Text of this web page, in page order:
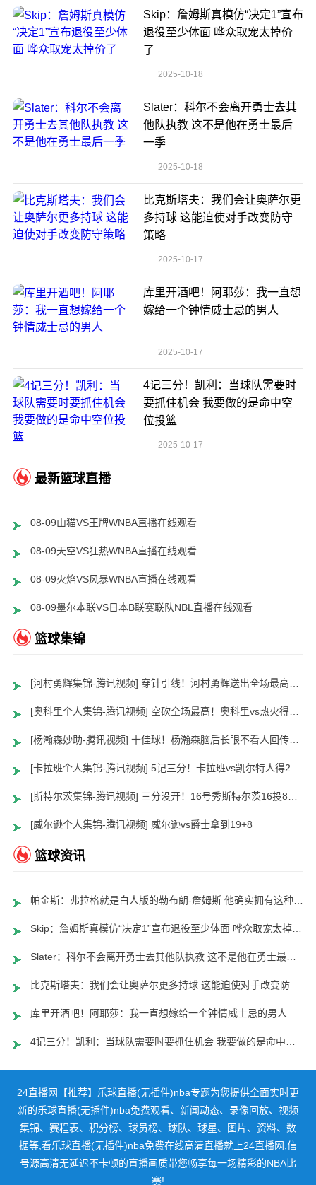
Skip：詹姆斯真模仿“决定1”宣布
退役至少体面 哗众取宠太掉价
了
2025-10-18
Slater：科尔不会离开勇士去其
他队执教 这不是他在勇士最后
一季
2025-10-18
比克斯塔夫：我们会让奥萨尔更
多持球 这能迫使对手改变防守
策略
2025-10-17
库里开酒吧！阿耶莎：我一直想
嫁给一个钟情威士忌的男人
2025-10-17
4记三分！凯利：当球队需要时
要抓住机会 我要做的是命中空
位投篮
2025-10-17
最新篮球直播
08-09山猫VS王牌WNBA直播在线观看
08-09天空VS狂热WNBA直播在线观看
08-09火焰VS风暴WNBA直播在线观看
08-09墨尔本联VS日本B联赛联队NBL直播在线观看
篮球集锦
[奥科里个人集锦-腾讯视频] 空砍全场最高！奥科里vs热火得27分4板
[杨瀚森妙助-腾讯视频] 十佳球！杨瀚森脑后长眼不看人回传助队友暴扣
[威尔逊个人集锦-腾讯视频] 威尔逊vs爵士拿到19+8
篮球资讯
帕金斯：弗拉格就是白人版的勒布朗-詹姆斯 他确实拥有这种天赋包
Skip：詹姆斯真模仿“决定1”宣布退役至少体面 哗众取宠太掉价了
Slater：科尔不会离开勇士去其他队执教 这不是他在勇士最后一季
比克斯塔夫：我们会让奥萨尔更多持球 这能迫使对手改变防守策略
库里开酒吧！阿耶莎：我一直想嫁给一个钟情威士忌的男人
24直播网【推荐】乐球直播(无插件)nba专题为您提供全面实时更
新的乐球直播(无插件)nba免费观看、新闻动态、录像回放、视频
集锦、赛程表、积分榜、球员榜、球队、球星、图片、资料、数
据等,看乐球直播(无插件)nba免费在线高清直播就上24直播网,信
号源高清无延迟不卡顿的直播画质带您畅享每一场精彩的NBA比
赛!